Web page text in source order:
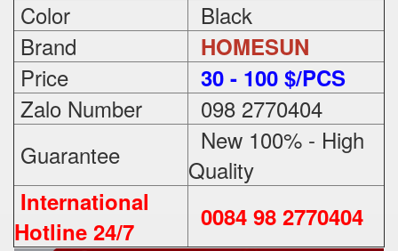
Color
Black
Brand
HOMESUN
Price 30 - 100 $/PCS
Zalo Number
098 2770404
Guarantee
New 100% - High
Quality
International
Hotline 24/7
0084 98 2770404